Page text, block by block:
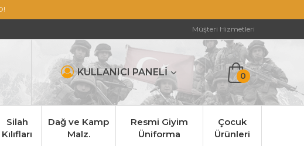
Müşteri Hizmetleri
KULLANICI PANELİ 0
Silah
Kılıfları
Dağ ve Kamp
Malz.
Resmi Giyim
Üniforma
Çocuk
Ürünleri